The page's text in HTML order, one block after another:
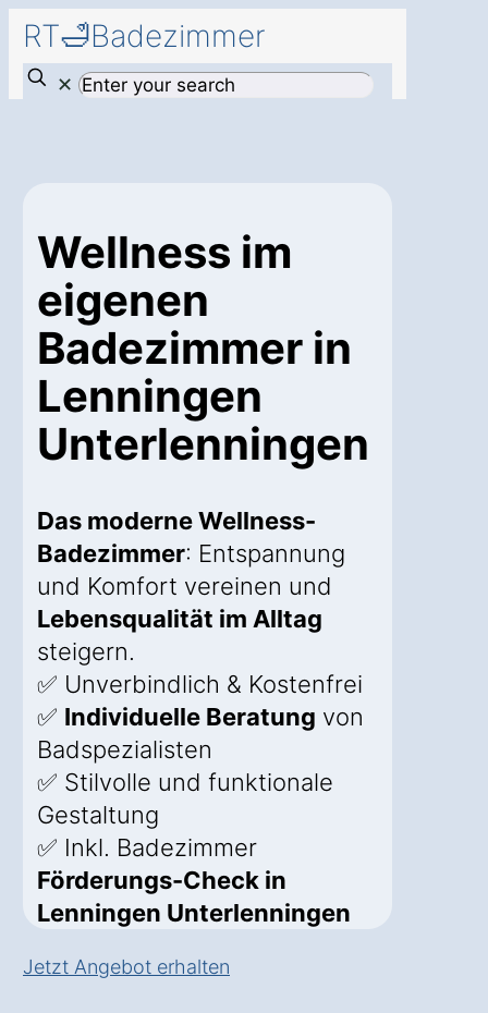
RT🛁Badezimmer
✕
Wellness im
eigenen
Badezimmer in
Lenningen
Unterlenningen
Das moderne Wellness-
Badezimmer: Entspannung
und Komfort vereinen und
Lebensqualität im Alltag
steigern.
✅ Unverbindlich & Kostenfrei
✅ Individuelle Beratung von
Badspezialisten
✅ Stilvolle und funktionale
Gestaltung
✅ Inkl. Badezimmer
Förderungs-Check in
Lenningen Unterlenningen
Jetzt Angebot erhalten